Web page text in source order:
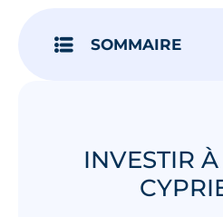
SOMMAIRE
INVESTIR